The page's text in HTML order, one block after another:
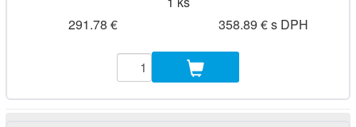
291.78 €
358.89 € s DPH